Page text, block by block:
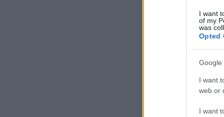
I want
of my
was
Opted
Google
I want
web or
I want